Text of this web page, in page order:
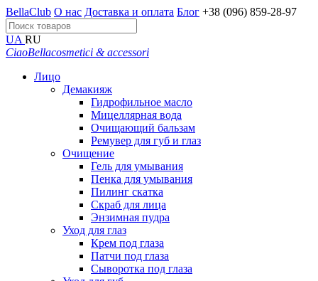
BellaClub О нас Доставка и оплата Блог +38 (096) 859-28-97
UA RU
CiaoBellacosmetici & accessori
Лицо
Демакияж
Гидрофильное масло
Мицеллярная вода
Очищающий бальзам
Ремувер для губ и глаз
Очищение
Гель для умывания
Пенка для умывания
Пилинг скатка
Скраб для лица
Энзимная пудра
Уход для глаз
Крем под глаза
Патчи под глаза
Сыворотка под глаза